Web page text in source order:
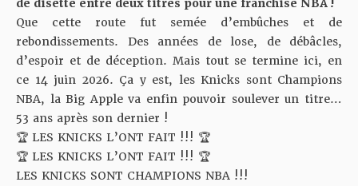
Que cette route fut semée d’embûches et de
rebondissements. Des années de lose, de débâcles,
d’espoir et de déception. Mais tout se termine ici, en
ce 14 juin 2026. Ça y est, les Knicks sont Champions
NBA, la Big Apple va enfin pouvoir soulever un titre…
53 ans après son dernier !
🏆 LES KNICKS L’ONT FAIT !!! 🏆
🏆 LES KNICKS L’ONT FAIT !!! 🏆
LES KNICKS SONT CHAMPIONS NBA !!!